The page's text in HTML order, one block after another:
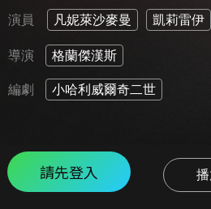
演員 凡妮萊沙麥曼 凱莉雷伊
導演 格蘭傑漢斯
編劇 小哈利威爾奇二世
請先登入